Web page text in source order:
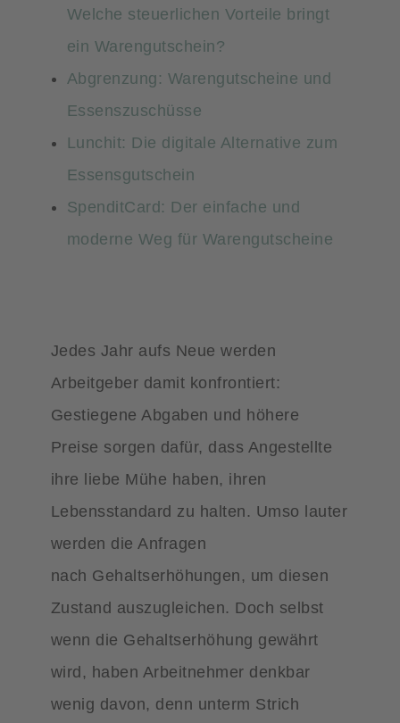
Welche steuerlichen Vorteile bringt
ein Warengutschein?
Abgrenzung: Warengutscheine und
Essenszuschüsse
Lunchit: Die digitale Alternative zum
Essensgutschein
SpenditCard: Der einfache und
moderne Weg für Warengutscheine
Jedes Jahr aufs Neue werden
Arbeitgeber damit konfrontiert:
Gestiegene Abgaben und höhere
Preise sorgen dafür, dass Angestellte
ihre liebe Mühe haben, ihren
Lebensstandard zu halten. Umso lauter
werden die Anfragen
nach Gehaltserhöhungen, um diesen
Zustand auszugleichen. Doch selbst
wenn die Gehaltserhöhung gewährt
wird, haben Arbeitnehmer denkbar
wenig davon, denn unterm Strich